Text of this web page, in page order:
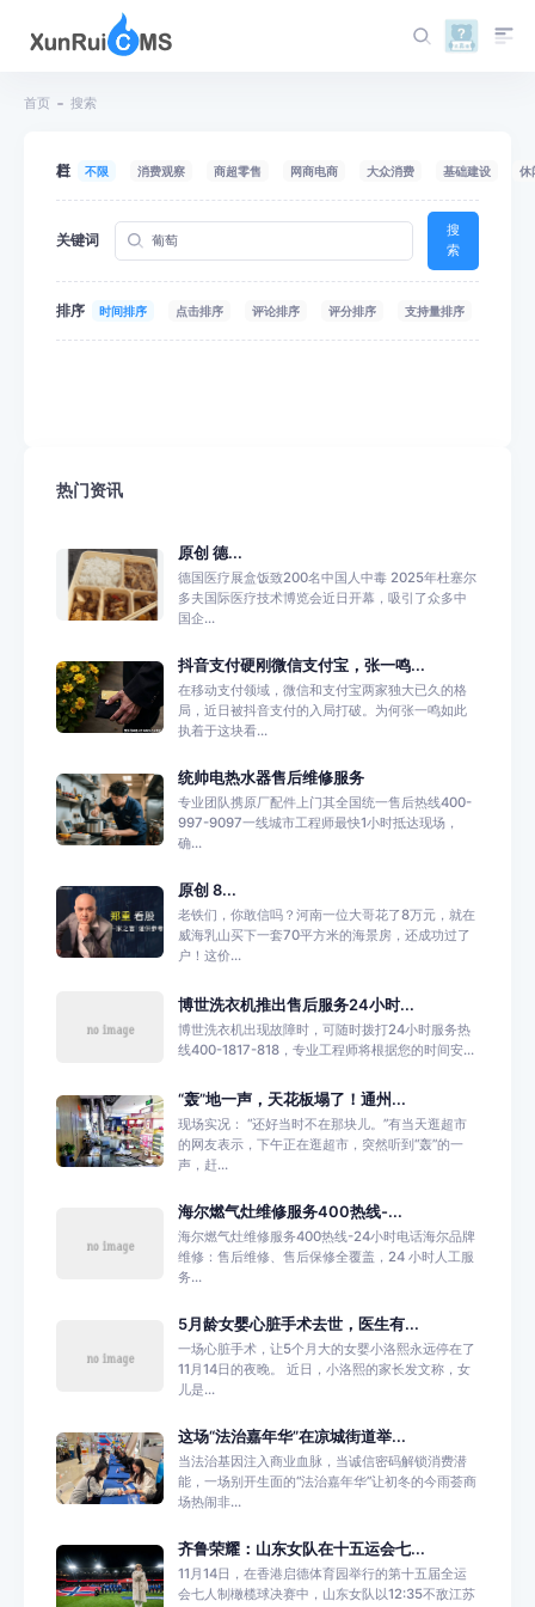
首页 搜索
栏目 不限 消费观察 商超零售 网商电商 大众消费 基础建设 休
关键词
搜
索
排序 时间排序 点击排序 评论排序 评分排序 支持量排序
热门资讯
原创 德...
德国医疗展盒饭致200名中国人中毒 2025年杜塞尔
多夫国际医疗技术博览会近日开幕，吸引了众多中
国企...
抖音支付硬刚微信支付宝，张一鸣...
在移动支付领域，微信和支付宝两家独大已久的格
局，近日被抖音支付的入局打破。为何张一鸣如此
执着于这块看...
统帅电热水器售后维修服务
专业团队携原厂配件上门其全国统一售后热线400-
997-9097一线城市工程师最快1小时抵达现场，
确...
原创 8...
老铁们，你敢信吗？河南一位大哥花了8万元，就在
威海乳山买下一套70平方米的海景房，还成功过了
户！这价...
博世洗衣机推出售后服务24小时...
博世洗衣机出现故障时，可随时拨打24小时服务热
线400-1817-818，专业工程师将根据您的时间安...
“轰”地一声，天花板塌了！通州...
现场实况： “还好当时不在那块儿。”有当天逛超市
的网友表示，下午正在逛超市，突然听到“轰”的一
声，赶...
海尔燃气灶维修服务400热线-...
海尔燃气灶维修服务400热线-24小时电话海尔品牌
维修：售后维修、售后保修全覆盖，24 小时人工服
务...
5月龄女婴心脏手术去世，医生有...
一场心脏手术，让5个月大的女婴小洛熙永远停在了
11月14日的夜晚。 近日，小洛熙的家长发文称，女
儿是...
这场“法治嘉年华”在凉城街道举...
当法治基因注入商业血脉，当诚信密码解锁消费潜
能，一场别开生面的“法治嘉年华”让初冬的今雨荟商
场热闹非...
齐鲁荣耀：山东女队在十五运会七...
11月14日，在香港启德体育园举行的第十五届全运
会七人制橄榄球决赛中，山东女队以12:35不敌江苏